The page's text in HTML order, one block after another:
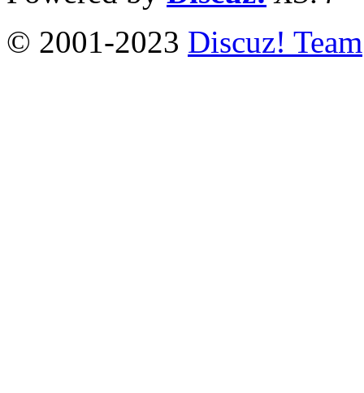
© 2001-2023 Discuz! Team